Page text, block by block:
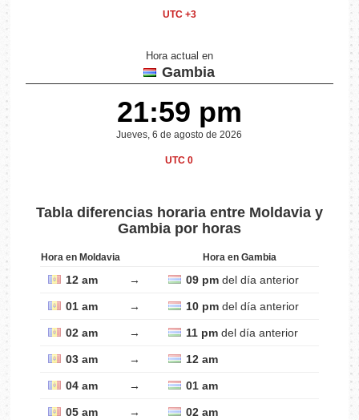
UTC +3
Hora actual en
Gambia
21:59 pm
Jueves, 6 de agosto de 2026
UTC 0
Tabla diferencias horaria entre Moldavia y
Gambia por horas
Hora en Moldavia Hora en Gambia
12 am → 09 pm del día anterior
01 am → 10 pm del día anterior
02 am → 11 pm del día anterior
03 am → 12 am
04 am → 01 am
05 am → 02 am